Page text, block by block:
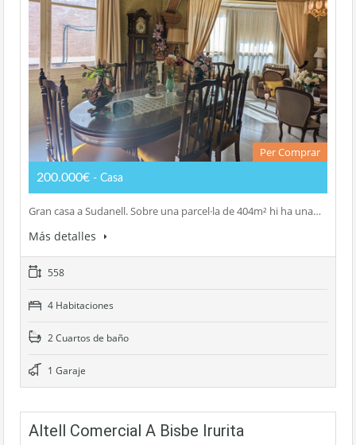
Per Comprar
200.000€ - Casa
Gran casa a Sudanell. Sobre una parcel·la de 404m² hi ha una…
Más detalles
558
4 Habitaciones
2 Cuartos de baño
1 Garaje
Altell Comercial A Bisbe Irurita